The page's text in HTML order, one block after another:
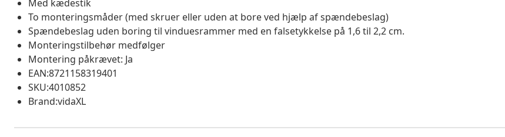
Med kædestik
To monteringsmåder (med skruer eller uden at bore ved hjælp af spændebeslag)
Spændebeslag uden boring til vinduesrammer med en falsetykkelse på 1,6 til 2,2 cm.
Monteringstilbehør medfølger
Montering påkrævet: Ja
EAN:8721158319401
SKU:4010852
Brand:vidaXL